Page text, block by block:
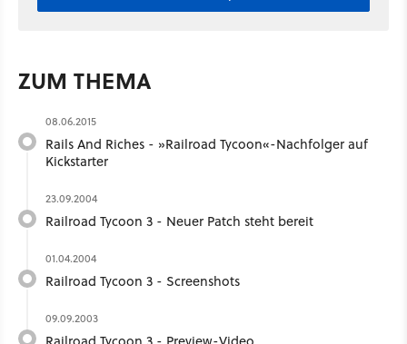
ZUM THEMA
08.06.2015
Rails And Riches - »Railroad Tycoon«-Nachfolger auf
Kickstarter
23.09.2004
Railroad Tycoon 3 - Neuer Patch steht bereit
01.04.2004
Railroad Tycoon 3 - Screenshots
09.09.2003